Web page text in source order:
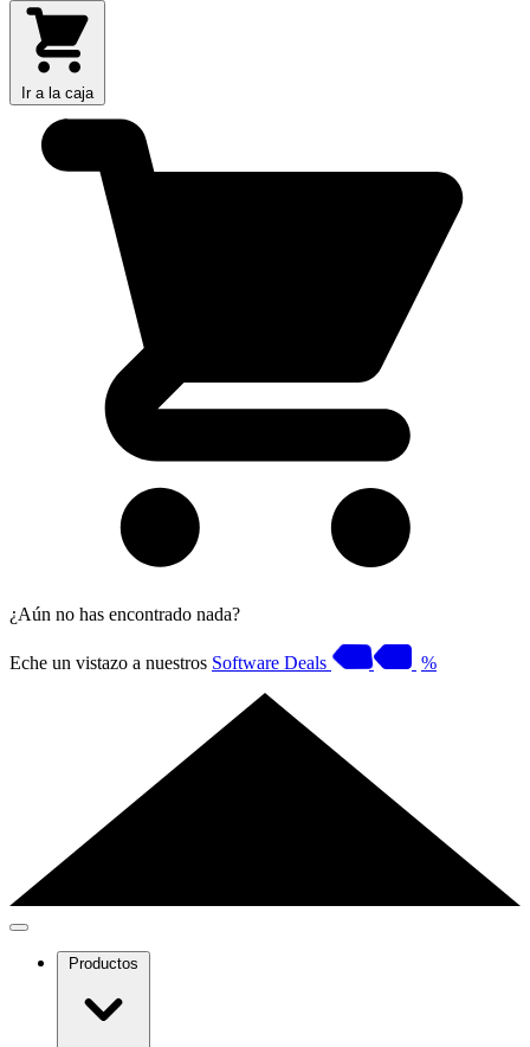
Ir a la caja
¿Aún no has encontrado nada?
Eche un vistazo a nuestros Software Deals %
Productos